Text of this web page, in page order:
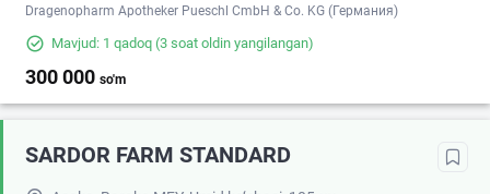
Dragenopharm Apotheker Pueschl CmbH & Co. KG (Германия)
Mavjud: 1 qadoq (3 soat oldin yangilangan)
300 000 so'm
SARDOR FARM STANDARD